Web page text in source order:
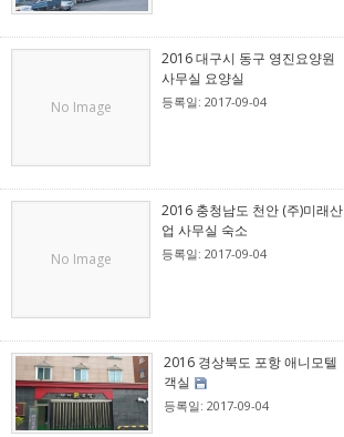
No Image
2016 대구시 동구 영진요양원
사무실 요양실
등록일: 2017-09-04
No Image
2016 충청남도 천안 (주)미래산
업 사무실 숙소
등록일: 2017-09-04
2016 경상북도 포항 애니모텔
객실
등록일: 2017-09-04